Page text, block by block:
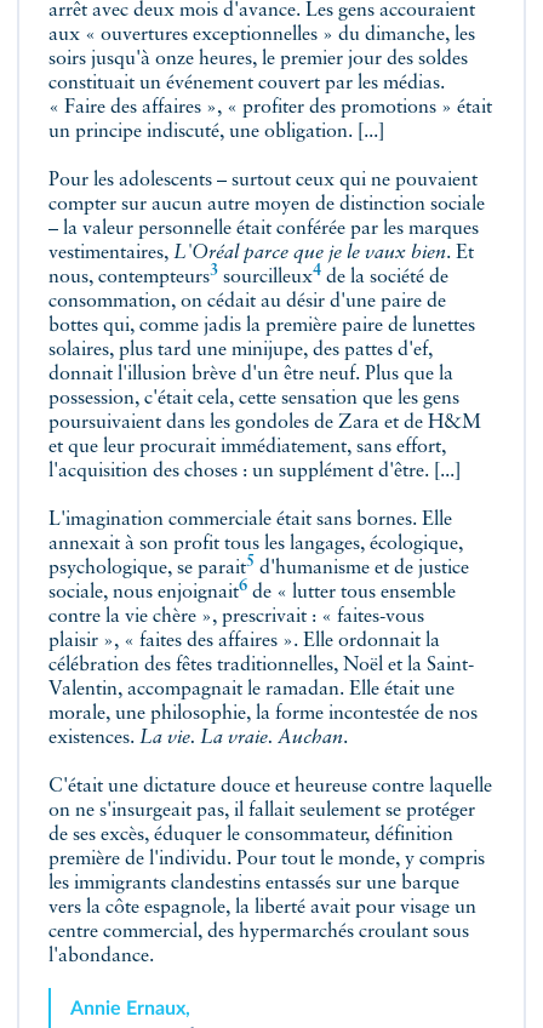
arrêt avec deux mois d'avance. Les gens accouraient
aux « ouvertures exceptionnelles » du dimanche, les
soirs jusqu'à onze heures, le premier jour des soldes
constituait un événement couvert par les médias.
« Faire des affaires », « profiter des promotions » était
un principe indiscuté, une obligation. [...]
Pour les adolescents – surtout ceux qui ne pouvaient
compter sur aucun autre moyen de distinction sociale
– la valeur personnelle était conférée par les marques
vestimentaires, L'Oréal parce que je le vaux bien. Et
nous, contempteurs3 sourcilleux4 de la société de
consommation, on cédait au désir d'une paire de
bottes qui, comme jadis la première paire de lunettes
solaires, plus tard une minijupe, des pattes d'ef,
donnait l'illusion brève d'un être neuf. Plus que la
possession, c'était cela, cette sensation que les gens
poursuivaient dans les gondoles de Zara et de H&M
et que leur procurait immédiatement, sans effort,
l'acquisition des choses : un supplément d'être. [...]
L'imagination commerciale était sans bornes. Elle
annexait à son profit tous les langages, écologique,
psychologique, se parait5 d'humanisme et de justice
sociale, nous enjoignait6 de « lutter tous ensemble
contre la vie chère », prescrivait : « faites-vous
plaisir », « faites des affaires ». Elle ordonnait la
célébration des fêtes traditionnelles, Noël et la Saint-
Valentin, accompagnait le ramadan. Elle était une
morale, une philosophie, la forme incontestée de nos
existences. La vie. La vraie. Auchan.
C'était une dictature douce et heureuse contre laquelle
on ne s'insurgeait pas, il fallait seulement se protéger
de ses excès, éduquer le consommateur, définition
première de l'individu. Pour tout le monde, y compris
les immigrants clandestins entassés sur une barque
vers la côte espagnole, la liberté avait pour visage un
centre commercial, des hypermarchés croulant sous
l'abondance.
Annie Ernaux,